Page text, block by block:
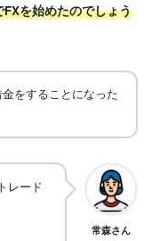
を始めたのでしょう
をすることになった
レード
常森さん